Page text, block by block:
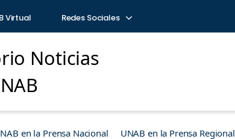
Virtual Redes Sociales
Noticias
en la Prensa Nacional UNAB en la Prensa Regional